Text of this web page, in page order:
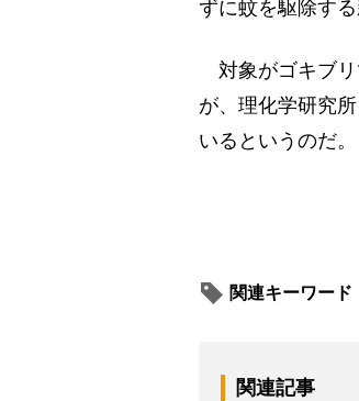
ずに蚊を駆除する
対象がゴキブリ
が、理化学研究
いるというのだ。
関連キーワード
関連記事